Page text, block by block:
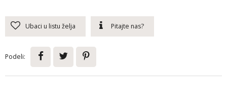
Ubaci u listu želja Pitajte nas?
Podeli: